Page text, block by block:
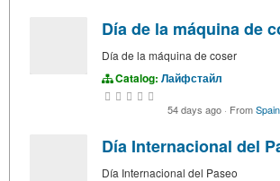
Día de la máquina de
Día de la máquina de coser
Catalog: Лайфстайл
54 days ago · From
Día Internacional del
Día Internacional del Paseo